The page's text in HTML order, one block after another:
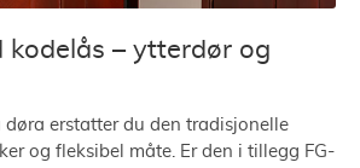
kodelås – ytterdør og
døra erstatter du den tradisjonelle
og fleksibel måte. Er den i tillegg FG-